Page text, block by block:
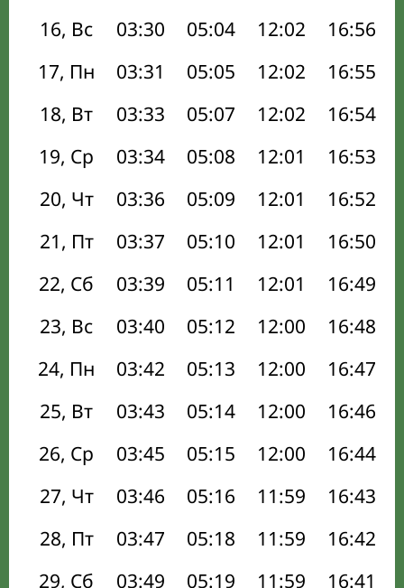
16, Вс
03:30 05:04 12:02 16:56
17, Пн
03:31 05:05 12:02 16:55
18, Вт
03:33 05:07 12:02 16:54
19, Ср
03:34 05:08 12:01 16:53
20, Чт
03:36 05:09 12:01 16:52
21, Пт
03:37 05:10 12:01 16:50
22, Сб
03:39 05:11 12:01 16:49
23, Вс
03:40 05:12 12:00 16:48
24, Пн
03:42 05:13 12:00 16:47
25, Вт
03:43 05:14 12:00 16:46
26, Ср
03:45 05:15 12:00 16:44
27, Чт
03:46 05:16 11:59 16:43
28, Пт
03:47 05:18 11:59 16:42
29, Сб
03:49 05:19 11:59 16:41